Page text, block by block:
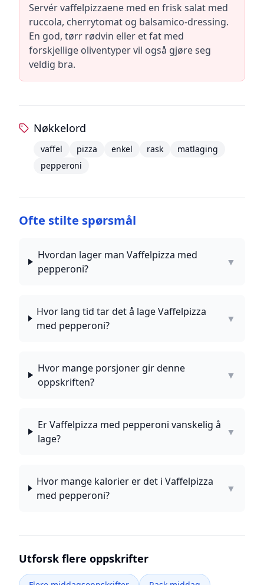
Servér vaffelpizzaene med en frisk salat med
ruccola, cherrytomat og balsamico-dressing.
En god, tørr rødvin eller et fat med
forskjellige oliventyper vil også gjøre seg
veldig bra.
Nøkkelord
vaffel pizza enkel rask
matlaging
pepperoni
Ofte stilte spørsmål
Hvordan lager man Vaffelpizza med
pepperoni?
▼
Hvor lang tid tar det å lage Vaffelpizza
med pepperoni?
▼
Hvor mange porsjoner gir denne
oppskriften?
▼
Er Vaffelpizza med pepperoni vanskelig å
lage?
▼
Hvor mange kalorier er det i Vaffelpizza
med pepperoni?
▼
Utforsk flere oppskrifter